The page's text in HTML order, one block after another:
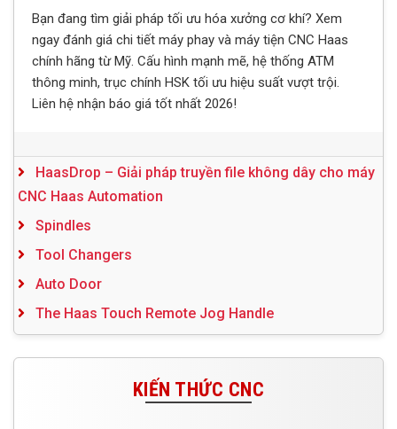
Bạn đang tìm giải pháp tối ưu hóa xưởng cơ khí? Xem
ngay đánh giá chi tiết máy phay và máy tiện CNC Haas
chính hãng từ Mỹ. Cấu hình mạnh mẽ, hệ thống ATM
thông minh, trục chính HSK tối ưu hiệu suất vượt trội.
Liên hệ nhận báo giá tốt nhất 2026!
HaasDrop – Giải pháp truyền file không dây cho máy
CNC Haas Automation
Spindles
Tool Changers
Auto Door
The Haas Touch Remote Jog Handle
KIẾN THỨC CNC